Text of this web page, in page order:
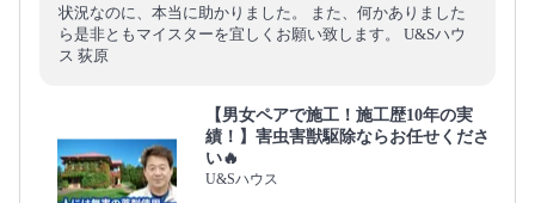
状況なのに、本当に助かりました。 また、何かありました
ら是非ともマイスターを宜しくお願い致します。 U&Sハウ
ス 荻原
【男女ペアで施工！施工歴10年の実
績！】害虫害獣駆除ならお任せくださ
い🔥
U&Sハウス